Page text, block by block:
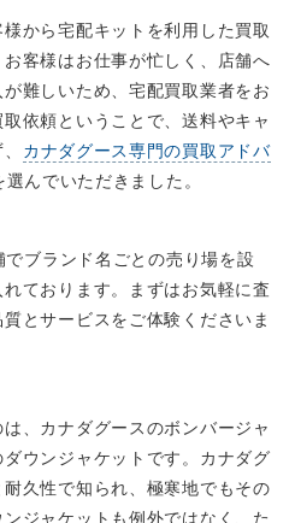
から宅配キットを利用した買取
客様はお仕事が忙しく、店舗へ
難しいため、宅配買取業者をお
依頼ということで、送料やキャ
カナダグース専門の買取アドバ
んでいただきました。
ブランド名ごとの売り場を設
ております。まずはお気軽に査
とサービスをご体験くださいま
、カナダグースのボンバージャ
ウンジャケットです。カナダグ
久性で知られ、極寒地でもその
ジャケットも例外ではなく、た